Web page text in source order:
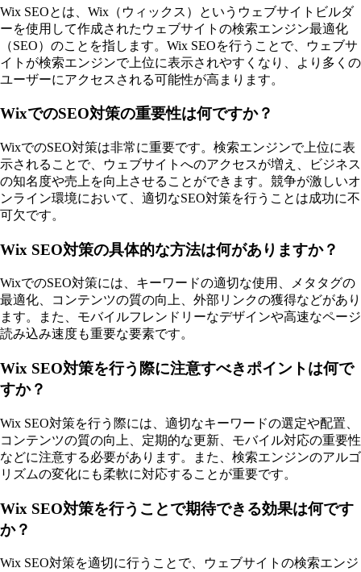
Wix SEOとは、Wix（ウィックス）というウェブサイトビルダ
ーを使用して作成されたウェブサイトの検索エンジン最適化
（SEO）のことを指します。Wix SEOを行うことで、ウェブサ
イトが検索エンジンで上位に表示されやすくなり、より多くの
ユーザーにアクセスされる可能性が高まります。
WixでのSEO対策の重要性は何ですか？
WixでのSEO対策は非常に重要です。検索エンジンで上位に表
示されることで、ウェブサイトへのアクセスが増え、ビジネス
の知名度や売上を向上させることができます。競争が激しいオ
ンライン環境において、適切なSEO対策を行うことは成功に不
可欠です。
Wix SEO対策の具体的な方法は何がありますか？
WixでのSEO対策には、キーワードの適切な使用、メタタグの
最適化、コンテンツの質の向上、外部リンクの獲得などがあり
ます。また、モバイルフレンドリーなデザインや高速なページ
読み込み速度も重要な要素です。
Wix SEO対策を行う際に注意すべきポイントは何で
すか？
Wix SEO対策を行う際には、適切なキーワードの選定や配置、
コンテンツの質の向上、定期的な更新、モバイル対応の重要性
などに注意する必要があります。また、検索エンジンのアルゴ
リズムの変化にも柔軟に対応することが重要です。
Wix SEO対策を行うことで期待できる効果は何です
か？
Wix SEO対策を適切に行うことで、ウェブサイトの検索エンジ